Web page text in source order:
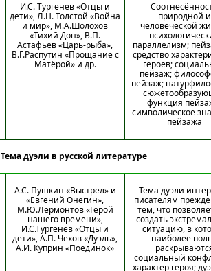
И.С. Тургенев «Отцы и
дети», Л.Н. Толстой «Война
и мир», М.А.Шолохов
«Тихий Дон», В.П.
Астафьев «Царь-рыба»,
В.Г.Распутин «Прощание с
Матёрой» и др.
природной и
человеческой
параллелизм;
средство
героев;
пейзаж;
пейзаж;
функция
символическое
пейзажа
Тема дуэли в русской литературе
А.С. Пушкин «Выстрел» и
«Евгений Онегин»,
М.Ю.Лермонтов «Герой
нашего времени»,
И.С.Тургенев «Отцы и
дети», А.П. Чехов «Дуэль»,
А.И. Куприн «Поединок»
Тема дуэли
писателям прежде
тем, что
создать
ситуацию, в
наиболее
социальный
характер героя;